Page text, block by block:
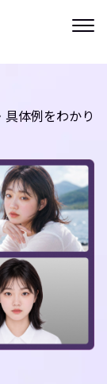
体例をわかり